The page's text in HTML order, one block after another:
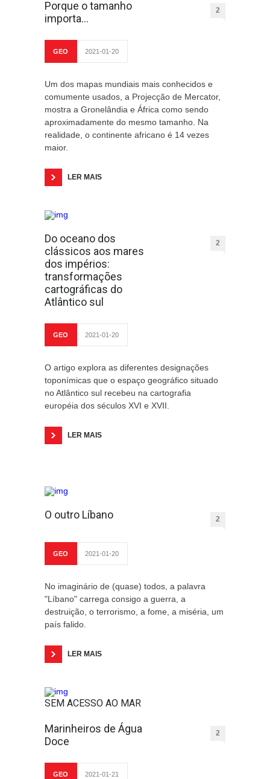
Porque o tamanho
importa...
2
GEO 2021-01-20
Um dos mapas mundiais mais conhecidos e
comumente usados, a Projecção de Mercator,
mostra a Gronelândia e África como sendo
aproximadamente do mesmo tamanho. Na
realidade, o continente africano é 14 vezes
maior.
LER MAIS
Do oceano dos
clássicos aos mares
dos impérios:
transformações
cartográficas do
Atlântico sul
2
GEO 2021-01-20
O artigo explora as diferentes designações
toponímicas que o espaço geográfico situado
no Atlântico sul recebeu na cartografia
européia dos séculos XVI e XVII.
LER MAIS
O outro Líbano 2
GEO 2021-01-20
No imaginário de (quase) todos, a palavra
"Líbano" carrega consigo a guerra, a
destruição, o terrorismo, a fome, a miséria, um
país falido.
LER MAIS
SEM ACESSO AO MAR
Marinheiros de Água
Doce
2
GEO 2021-01-21